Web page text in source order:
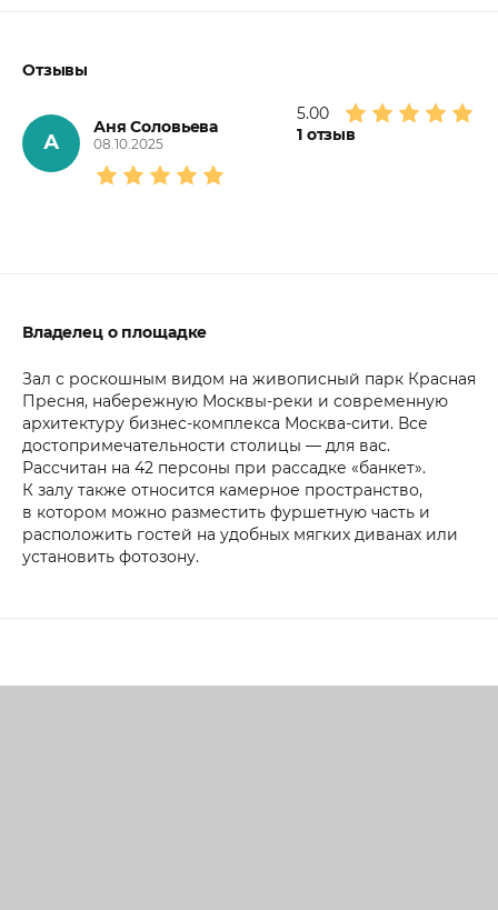
Отзывы
5.00
1отзыв
А
Аня Соловьева
08.10.2025
Владелец о площадке
Зал с роскошным видом на живописный парк Красная
Пресня, набережную Москвы-реки и современную
архитектуру бизнес-комплекса Москва-сити. Все
достопримечательности столицы — для вас.
Рассчитан на 42 персоны при рассадке «банкет».
К залу также относится камерное пространство,
в котором можно разместить фуршетную часть и
расположить гостей на удобных мягких диванах или
установить фотозону.